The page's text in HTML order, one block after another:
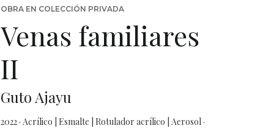
OBRA EN COLECCIÓN PRIVADA
Venas familiares
II
Guto Ajayu
2022 · Acrílico | Esmalte | Rotulador acrílico | Aerosol ·